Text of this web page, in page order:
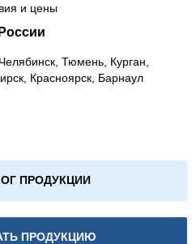
и цены
Тюмень, Курган,
Красноярск, Барнаул
ПРОДУКЦИИ
ПРОДУКЦИЮ